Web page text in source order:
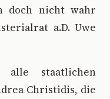
doch nicht wahr
a.D. Uwe
staatlichen
Christidis, die